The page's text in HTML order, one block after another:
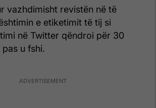
vazhdimisht revistën në të
e etiketimit të tij si
në Twitter qëndroi për 30
u fshi.